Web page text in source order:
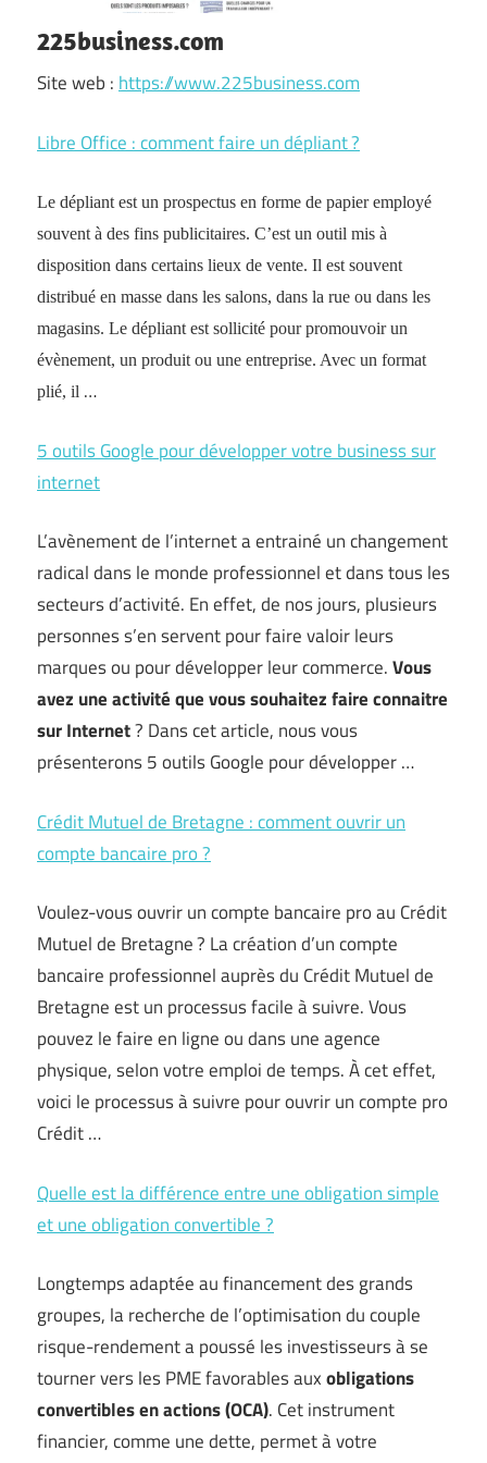
225business.com
Site web :https://www.225business.com
Libre Office : comment faire un dépliant ?
Le dépliant est un prospectus en forme de papier employé
souvent à des fins publicitaires. C’est un outil mis à
disposition dans certains lieux de vente. Il est souvent
distribué en masse dans les salons, dans la rue ou dans les
magasins. Le dépliant est sollicité pour promouvoir un
évènement, un produit ou une entreprise. Avec un format
plié, il …
5 outils Google pour développer votre business sur
internet
L’avènement de l’internet a entrainé un changement
radical dans le monde professionnel et dans tous les
secteurs d’activité. En effet, de nos jours, plusieurs
personnes s’en servent pour faire valoir leurs
marques ou pour développer leur commerce.Vous
avez une activité que vous souhaitez faire connaitre
sur Internet? Dans cet article, nous vous
présenterons 5 outils Google pour développer …
Crédit Mutuel de Bretagne : comment ouvrir un
compte bancaire pro ?
Voulez-vous ouvrir un compte bancaire pro au Crédit
Mutuel de Bretagne ? La création d’un compte
bancaire professionnel auprès du Crédit Mutuel de
Bretagne est un processus facile à suivre. Vous
pouvez le faire en ligne ou dans une agence
physique, selon votre emploi de temps. À cet effet,
voici le processus à suivre pour ouvrir un compte pro
Crédit …
Quelle est la différence entre une obligation simple
et une obligation convertible ?
Longtemps adaptée au financement des grands
groupes, la recherche de l’optimisation du couple
risque-rendement a poussé les investisseurs à se
tourner vers les PME favorables auxobligations
convertibles en actions (OCA). Cet instrument
financier, comme une dette, permet à votre